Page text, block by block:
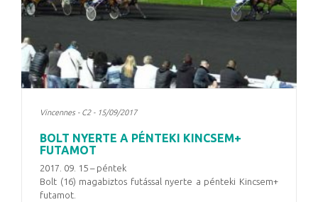
Vincennes - C2 - 15/09/2017
BOLT NYERTE A PÉNTEKI KINCSEM+
FUTAMOT
2017. 09. 15 – péntek
Bolt (16) magabiztos futással nyerte a pénteki Kincsem+
futamot.